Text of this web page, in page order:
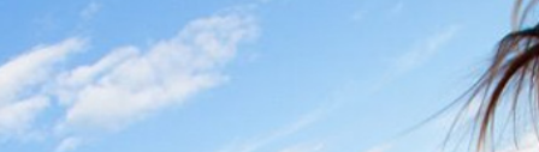
搜尋景點
好康優惠